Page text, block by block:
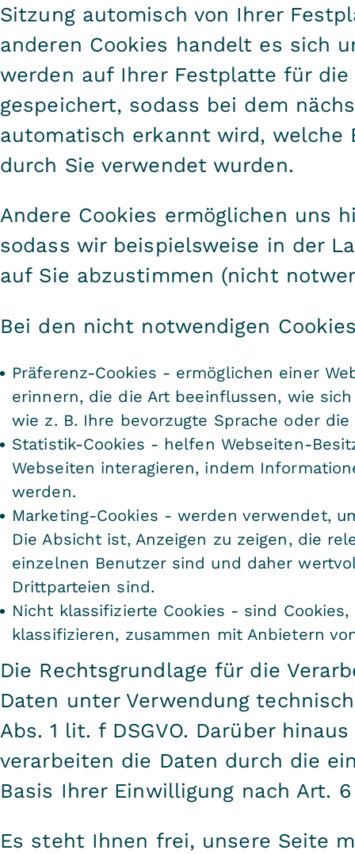
Sitzung automisch von Ihrer
anderen Cookies handelt es sich
werden auf Ihrer Festplatte für
gespeichert, sodass bei dem
automatisch erkannt wird, welche
durch Sie verwendet wurden.
Andere Cookies ermöglichen uns
sodass wir beispielsweise in der
auf Sie abzustimmen (nicht
Bei den nicht notwendigen
Präferenz-Cookies - ermöglichen einer
erinnern, die die Art beeinflussen, wie
wie z. B. Ihre bevorzugte Sprache oder
Statistik-Cookies - helfen Webseiten-
Webseiten interagieren, indem
werden.
Marketing-Cookies - werden verwendet,
Die Absicht ist, Anzeigen zu zeigen, die
einzelnen Benutzer sind und daher
Drittparteien sind.
Nicht klassifizierte Cookies - sind
klassifizieren, zusammen mit Anbietern
Die Rechtsgrundlage für die
Daten unter Verwendung
Abs. 1 lit. f DSGVO. Darüber
verarbeiten die Daten durch die
Basis Ihrer Einwilligung nach Art. 6
Es steht Ihnen frei, unsere Seite